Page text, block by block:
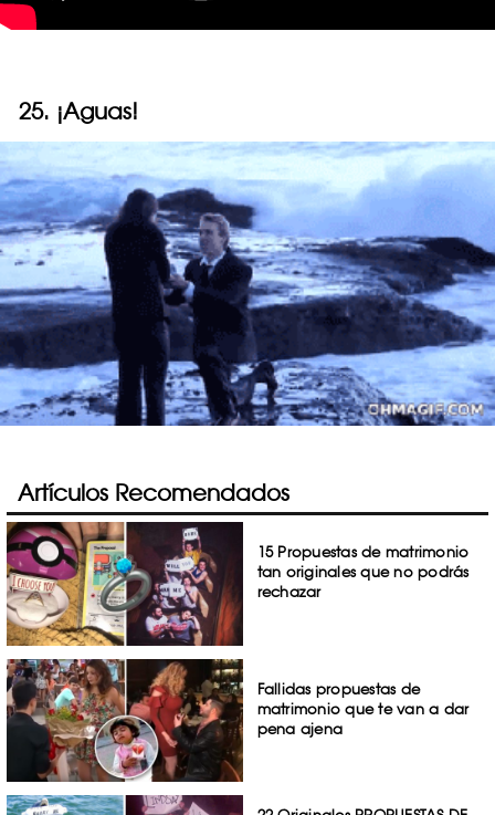
25. ¡Aguas!
Artículos Recomendados
15 Propuestas de matrimonio
tan originales que no podrás
rechazar
Fallidas propuestas de
matrimonio que te van a dar
pena ajena